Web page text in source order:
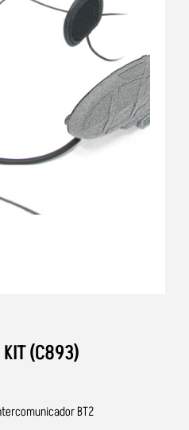
KIT (C893)
BT2